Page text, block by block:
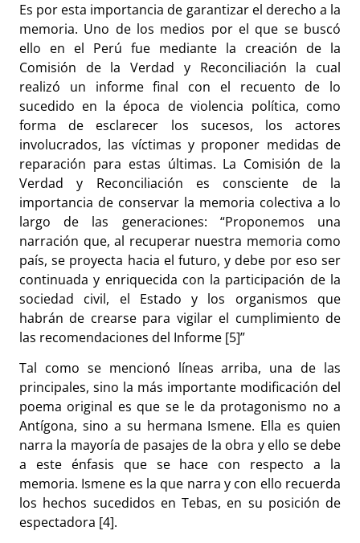
Es por esta importancia de garantizar el derecho a la
memoria. Uno de los medios por el que se buscó
ello en el Perú fue mediante la creación de la
Comisión de la Verdad y Reconciliación la cual
realizó un informe final con el recuento de lo
sucedido en la época de violencia política, como
forma de esclarecer los sucesos, los actores
involucrados, las víctimas y proponer medidas de
reparación para estas últimas. La Comisión de la
Verdad y Reconciliación es consciente de la
importancia de conservar la memoria colectiva a lo
largo de las generaciones: “Proponemos una
narración que, al recuperar nuestra memoria como
país, se proyecta hacia el futuro, y debe por eso ser
continuada y enriquecida con la participación de la
sociedad civil, el Estado y los organismos que
habrán de crearse para vigilar el cumplimiento de
las recomendaciones del Informe [5]”
Tal como se mencionó líneas arriba, una de las
principales, sino la más importante modificación del
poema original es que se le da protagonismo no a
Antígona, sino a su hermana Ismene. Ella es quien
narra la mayoría de pasajes de la obra y ello se debe
a este énfasis que se hace con respecto a la
memoria. Ismene es la que narra y con ello recuerda
los hechos sucedidos en Tebas, en su posición de
espectadora [4].